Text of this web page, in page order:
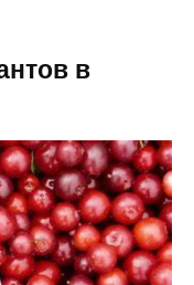
в